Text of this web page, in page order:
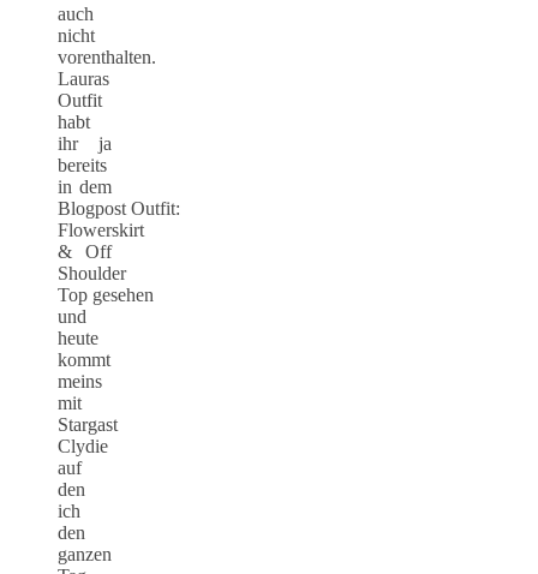
auch
nicht
vorenthalten.
Lauras
Outfit
habt
ihr ja
bereits
in dem
Blogpost Outfit:
Flowerskirt
& Off
Shoulder
Top gesehen
und
heute
kommt
meins
mit
Stargast
Clydie
auf
den
ich
den
ganzen